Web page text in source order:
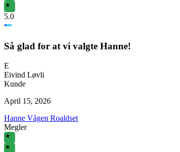
★
5.0
Så glad for at vi valgte Hanne!
E
Eivind Løvli
Kunde
April 15, 2026
Hanne Vågen Roaldset
Megler
★
★